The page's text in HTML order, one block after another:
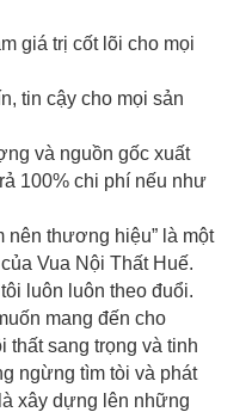
giá trị cốt lõi cho mọi
tin cậy cho mọi sản
và nguồn gốc xuất
100% chi phí nếu như
nên thương hiệu” là một
Vua Nội Thất Huế.
luôn luôn theo đuổi.
mang đến cho
thất sang trọng và tinh
ngừng tìm tòi và phát
xây dựng lên những